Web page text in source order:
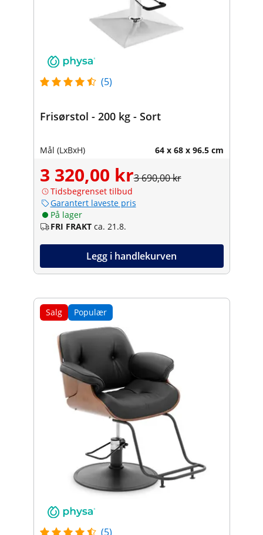
(5)
Frisørstol - 200 kg - Sort
Mål (LxBxH) 64 x 68 x 96.5 cm
3 320,00 kr3 690,00 kr
Tidsbegrenset tilbud
Garantert laveste pris
På lager
FRI FRAKT ca. 21.8.
Legg i handlekurven
Salg Populær
(5)